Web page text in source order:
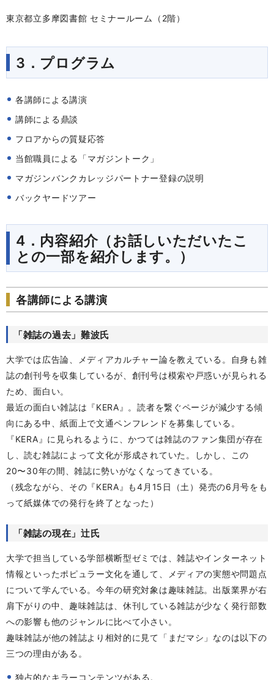
東京都立多摩図書館 セミナールーム（2階）
3．プログラム
各講師による講演
講師による鼎談
フロアからの質疑応答
当館職員による「マガジントーク」
マガジンバンクカレッジパートナー登録の説明
バックヤードツアー
4．内容紹介（お話しいただいたこ
との一部を紹介します。）
各講師による講演
「雑誌の過去」難波氏
大学では広告論、メディアカルチャー論を教えている。自身も雑
誌の創刊号を収集しているが、創刊号は模索や戸惑いが見られる
ため、面白い。
最近の面白い雑誌は『KERA』。読者を繋ぐページが減少する傾
向にある中、紙面上で文通ペンフレンドを募集している。
『KERA』に見られるように、かつては雑誌のファン集団が存在
し、読む雑誌によって文化が形成されていた。しかし、この
20〜30年の間、雑誌に勢いがなくなってきている。
（残念ながら、その『KERA』も4月15日（土）発売の6月号をも
って紙媒体での発行を終了となった）
「雑誌の現在」辻氏
大学で担当している学部横断型ゼミでは、雑誌やインターネット
情報といったポピュラー文化を通して、メディアの実態や問題点
について学んでいる。今年の研究対象は趣味雑誌。出版業界が右
肩下がりの中、趣味雑誌は、休刊している雑誌が少なく発行部数
への影響も他のジャンルに比べて小さい。
趣味雑誌が他の雑誌より相対的に見て「まだマシ」なのは以下の
三つの理由がある。
独占的なキラーコンテンツがある。